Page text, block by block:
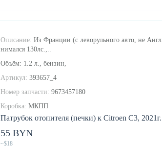
Патрубок отопителя (печки) к Citroen C3, 2021г.
Описание: Из Франции (с леворульного авто, не
нимался 130лс.,..
Объём: 1.2 л., бензин,
Артикул: 393657_4
Номер запчасти: 9673457180
Коробка: МКПП
55 BYN
~$18